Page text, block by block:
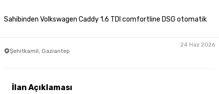
Sahibinden Volkswagen Caddy 1.6 TDI comfortline DSG otomatik
Şehitkamil, Gaziantep
24 Haz 2026
İlan Açıklaması